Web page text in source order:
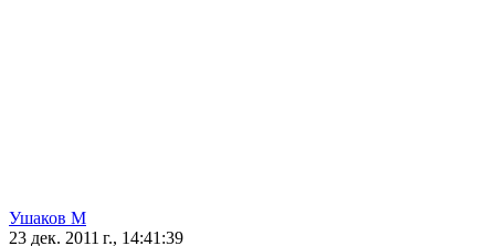
Ушаков М
23 дек. 2011 г., 14:41:39